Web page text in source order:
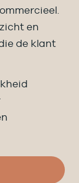
en
de klant